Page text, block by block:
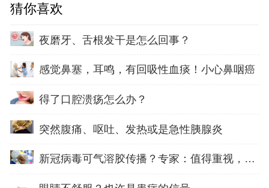
猜你喜欢
夜磨牙、舌根发干是怎么回事？
感觉鼻塞，耳鸣，有回吸性血痰！小心鼻咽癌
得了口腔溃疡怎么办？
突然腹痛、呕吐、发热或是急性胰腺炎
新冠病毒可气溶胶传播？专家：值得重视，但无需恐慌